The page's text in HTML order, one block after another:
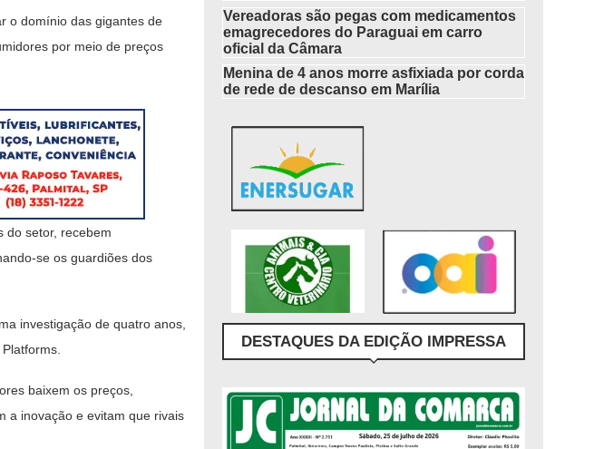
o domínio das gigantes de
por meio de preços
do setor, recebem
se os guardiões dos
investigação de quatro anos,
baixem os preços,
a inovação e evitam que rivais
Vereadoras são pegas com medicamentos
emagrecedores do Paraguai em carro
oficial da Câmara
Menina de 4 anos morre asfixiada por corda
de rede de descanso em Marília
DESTAQUES DA EDIÇÃO IMPRESSA